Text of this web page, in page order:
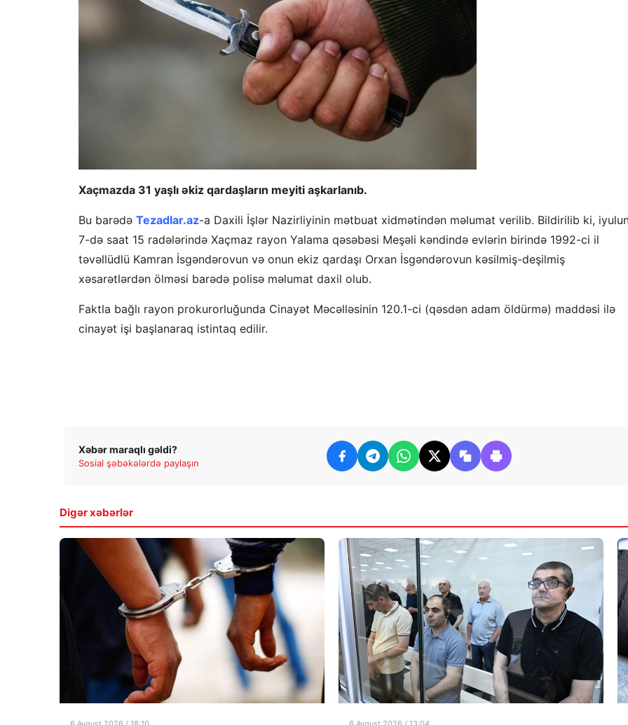
Xaçmazda 31 yaşlı əkiz qardaşların meyiti aşkarlanıb.
Bu barədə Tezadlar.az-a Daxili İşlər Nazirliyinin mətbuat xidmətindən məlumat verilib. Bildirilib ki,
7-də saat 15 radələrində Xaçmaz rayon Yalama qəsəbəsi Meşəli kəndində evlərin birində 1992-ci il
təvəllüdlü Kamran İsgəndərovun və onun ekiz qardaşı Orxan İsgəndərovun kəsilmiş-deşilmiş
xəsarətlərdən ölməsi barədə polisə məlumat daxil olub.
Faktla bağlı rayon prokurorluğunda Cinayət Məcəlləsinin 120.1-ci (qəsdən adam öldürmə) maddəsi ilə
cinayət işi başlanaraq istintaq edilir.
Xəbər maraqlı gəldi?
Sosial şəbəkələrdə paylaşın
Digər xəbərlər